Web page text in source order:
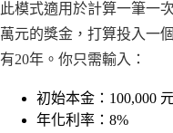
此模式適用於計算一筆一
萬元的獎金，打算投入一
有20年。你只需輸入：
初始本金：100,000
年化利率：8%